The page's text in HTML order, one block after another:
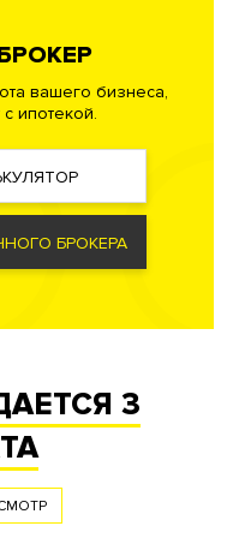
и охраняемая
КОНСУЛЬТАЦИЮ
вашего бизнеса,
ипотекой.
БРОКЕРА
3